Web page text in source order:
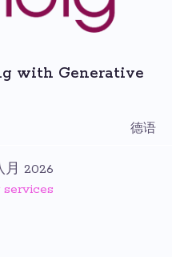
with Generative
德语
月 2026